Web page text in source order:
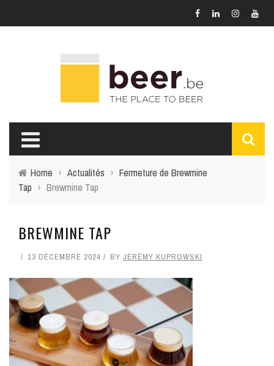
Home › Actualités › Fermeture de Brewmine
Tap › Brewmine Tap
BREWMINE TAP
13 DÉCEMBRE 2024 BY JÉRÉMY KUPROWSKI